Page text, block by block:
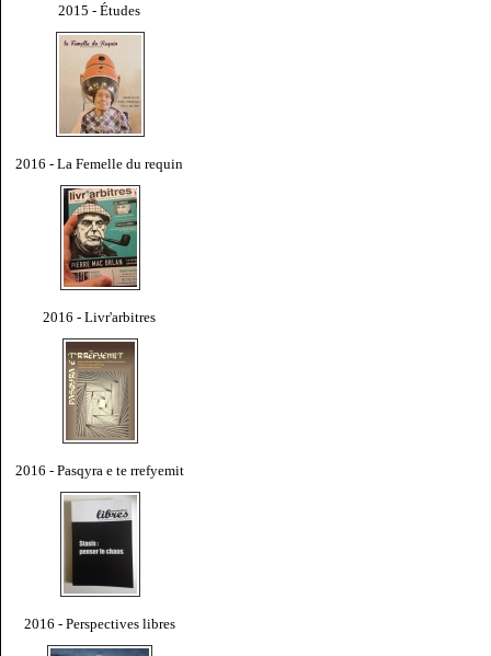
2015 - Études
2016 - La Femelle du requin
2016 - Livr'arbitres
2016 - Pasqyra e te rrefyemit
2016 - Perspectives libres